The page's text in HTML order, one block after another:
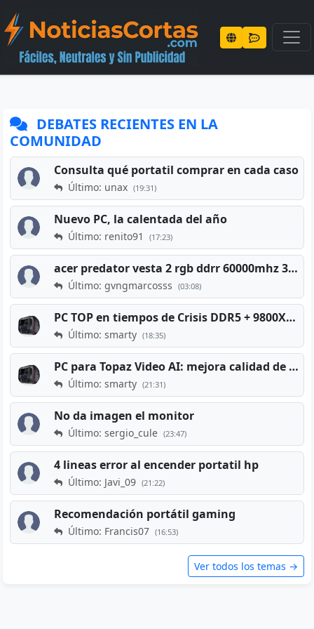
DEBATES RECIENTES EN LA
COMUNIDAD
Consulta qué portatil comprar en cada caso
Último: unax (19:31)
Nuevo PC, la calentada del año
Último: renito91 (17:23)
acer predator vesta 2 rgb ddrr 60000mhz 32gb x2 16gb
Último: gvngmarcosss (03:08)
PC TOP en tiempos de Crisis DDR5 + 9800X3D + RTX 5080 [2026][2400€]
Último: smarty (18:35)
PC para Topaz Video AI: mejora calidad de vídeos viejos
Último: smarty (21:31)
No da imagen el monitor
Último: sergio_cule (23:47)
4 lineas error al encender portatil hp
Último: Javi_09 (21:22)
Recomendación portátil gaming
Último: Francis07 (16:53)
Ver todos los temas →